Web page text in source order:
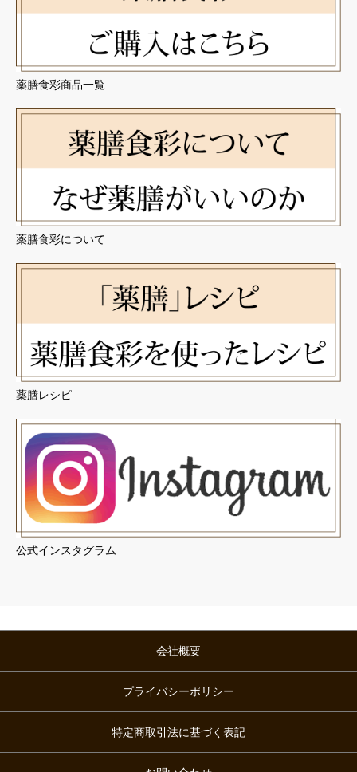
薬膳食彩商品一覧
薬膳食彩について
薬膳レシピ
公式インスタグラム
会社概要
プライバシーポリシー
特定商取引法に基づく表記